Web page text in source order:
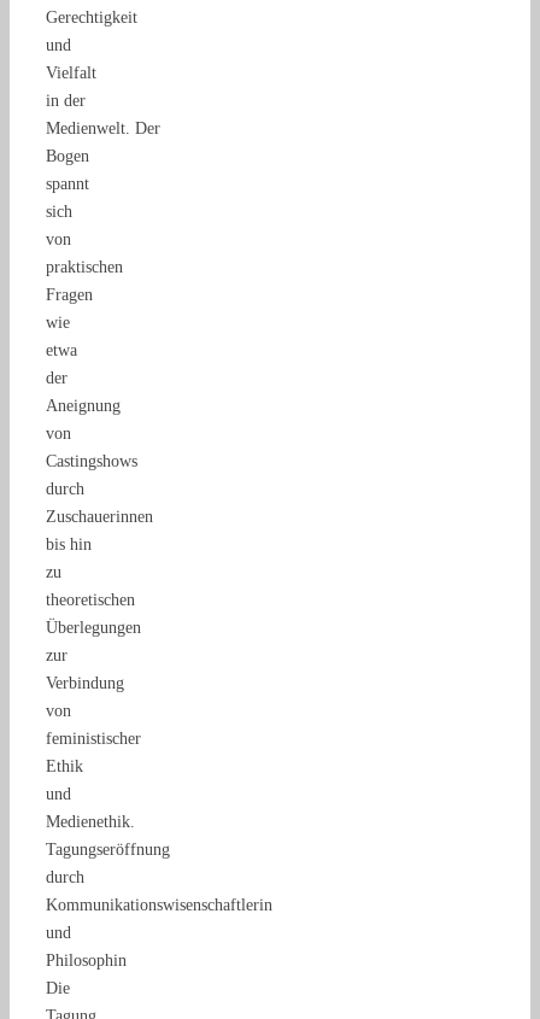
Gerechtigkeit
und
Vielfalt
in der
Medienwelt. Der
Bogen
spannt
sich
von
praktischen
Fragen
wie
etwa
der
Aneignung
von
Castingshows
durch
Zuschauerinnen
bis hin
zu
theoretischen
Überlegungen
zur
Verbindung
von
feministischer
Ethik
und
Medienethik.
Tagungseröffnung
durch
Kommunikationswisenschaftlerin
und
Philosophin
Die